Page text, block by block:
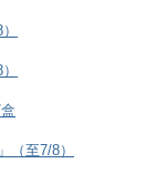
（至7/8）